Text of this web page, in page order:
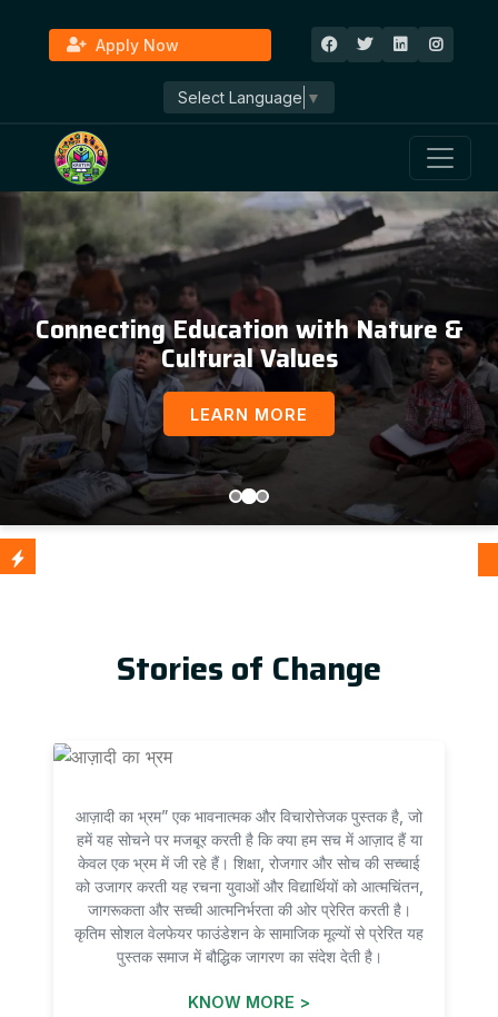
Apply Now
Select Language ▼
Education, Awareness & Social
Development
LEARN MORE
Stories of Change
आज़ादी का भ्रम” एक भावनात्मक और विचारोत्तेजक पुस्तक है, जो
हमें यह सोचने पर मजबूर करती है कि क्या हम सच में आज़ाद हैं या
केवल एक भ्रम में जी रहे हैं। शिक्षा, रोजगार और सोच की सच्चाई
को उजागर करती यह रचना युवाओं और विद्यार्थियों को आत्मचिंतन,
जागरूकता और सच्ची आत्मनिर्भरता की ओर प्रेरित करती है।
कृतिम सोशल वेलफेयर फाउंडेशन के सामाजिक मूल्यों से प्रेरित यह
पुस्तक समाज में बौद्धिक जागरण का संदेश देती है।
KNOW MORE >